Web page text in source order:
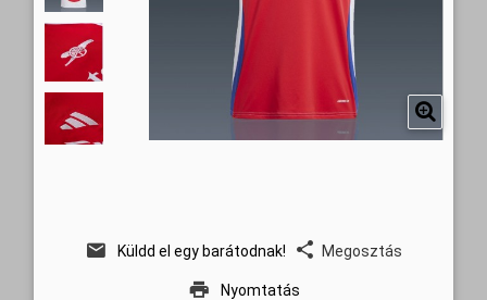
Küldd el egy barátodnak! Megosztás
Nyomtatás